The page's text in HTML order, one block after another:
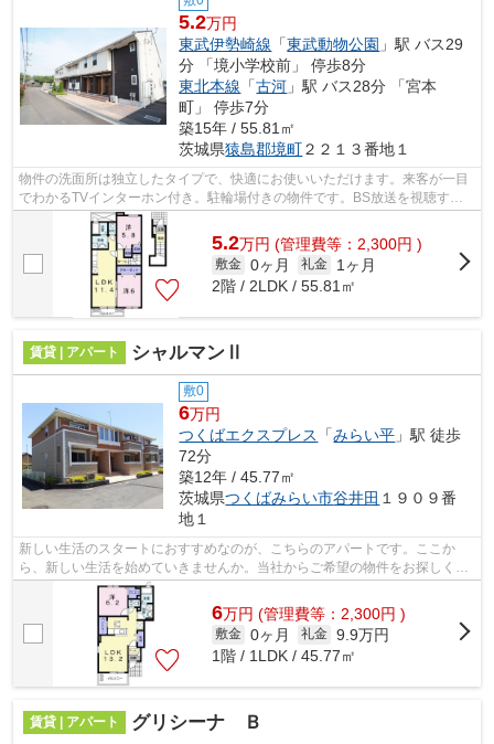
5.2万円
東武伊勢崎線 「東武動物公園 」駅 バス29
分 「境小学校前」 停歩8分
東北本線 「古河 」駅 バス28分 「宮本
町」 停歩7分
築15年 / 55.81㎡
茨城県猿島郡境町２２１３番地１
物件の洗面所は独立したタイプで、快適にお使いいただけます。来客が一目
でわかるTVインターホン付き。駐輪場付きの物件です。BS放送を視聴する
為の、アンテナが設置済みの物件です。...
5.2万円 (管理費等：2,300円 )
敷金 0ヶ月 礼金
1ヶ月
2階 / 2LDK / 55.81㎡
賃貸 | アパート シャルマンⅡ
敷0
6万円
つくばエクスプレス
「みらい平 」駅 徒歩
72分
築12年 / 45.77㎡
茨城県つくばみらい市谷井田 １９０９番
地１
新しい生活のスタートにおすすめなのが、こちらのアパートです。ここか
ら、新しい生活を始めていきませんか。当社からご希望の物件をお探しくだ
さい。快適な生活を実現させていきまし...
6万円 (管理費等：2,300円 )
敷金 0ヶ月 礼金 9.9万円
1階 / 1LDK / 45.77㎡
賃貸 | アパート グリシーナ Ｂ